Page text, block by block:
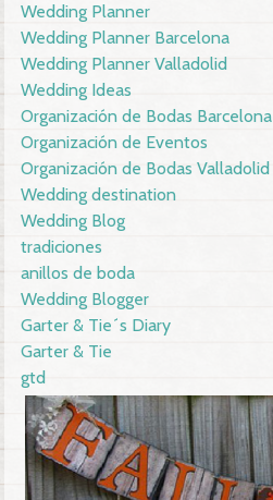
Wedding Planner
Wedding Planner Barcelona
Wedding Planner Valladolid
Wedding Ideas
Organización de Bodas Barcelona
Organización de Eventos
Organización de Bodas Valladolid
Wedding destination
Wedding Blog
tradiciones
anillos de boda
Wedding Blogger
Garter & Tie´s Diary
Garter & Tie
gtd